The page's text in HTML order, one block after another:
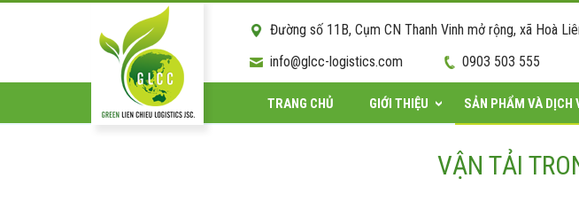
Đường số 11B, Cụm CN Thanh Vinh mở rộng, xã Hoà
0903 503 555
info@glcc-logistics.com
TRANG CHỦ GIỚI THIỆU SẢN PHẨM VÀ DỊCH
VẬN TẢI